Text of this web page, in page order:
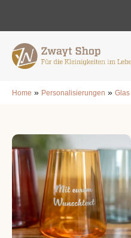
Home » Personalisierungen » Glas